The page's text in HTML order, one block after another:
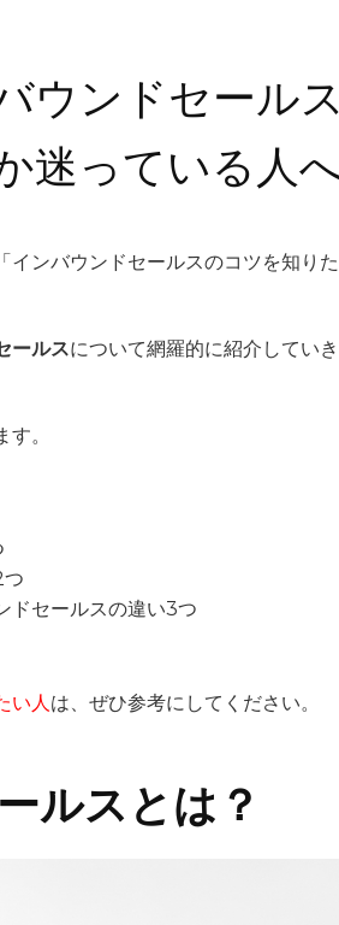
ウンドセール
迷っている人
インバウンドセールスのコツを知り
ールスについて網羅的に紹介していき
。
ドセールスの違い3つ
い人 は、ぜひ参考にしてください。
ルスとは？